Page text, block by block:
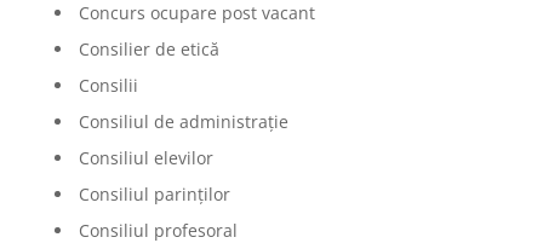
Concurs ocupare post vacant
Consilier de etică
Consilii
Consiliul de administrație
Consiliul elevilor
Consiliul parinților
Consiliul profesoral